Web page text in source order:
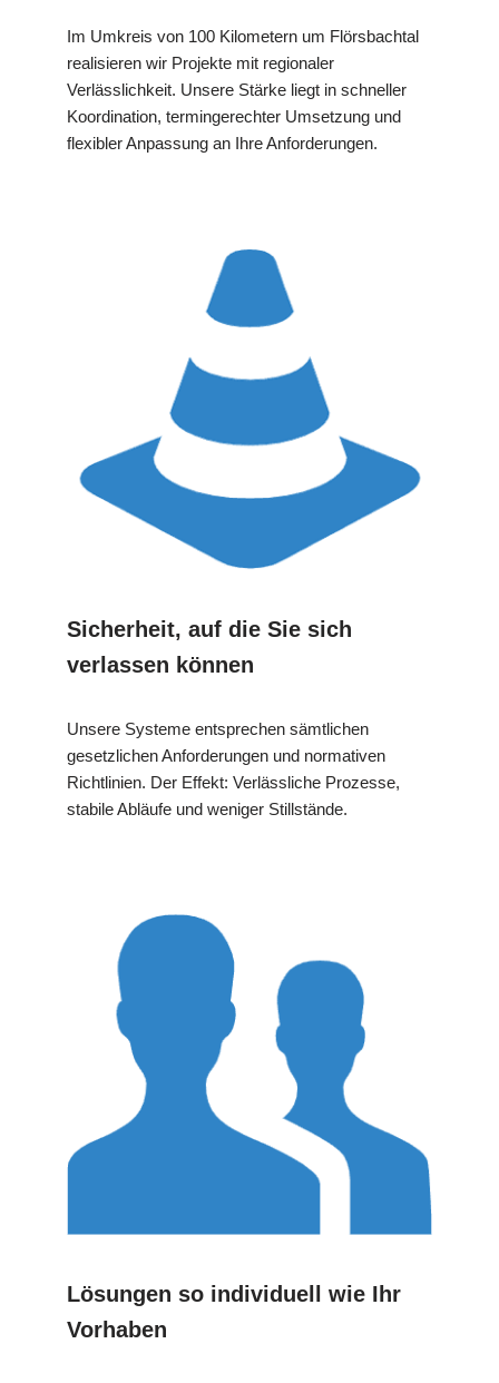
Im Umkreis von 100 Kilometern um Flörsbachtal
realisieren wir Projekte mit regionaler
Verlässlichkeit. Unsere Stärke liegt in schneller
Koordination, termingerechter Umsetzung und
flexibler Anpassung an Ihre Anforderungen.
Sicherheit, auf die Sie sich
verlassen können
Unsere Systeme entsprechen sämtlichen
gesetzlichen Anforderungen und normativen
Richtlinien. Der Effekt: Verlässliche Prozesse,
stabile Abläufe und weniger Stillstände.
Lösungen so individuell wie Ihr
Vorhaben